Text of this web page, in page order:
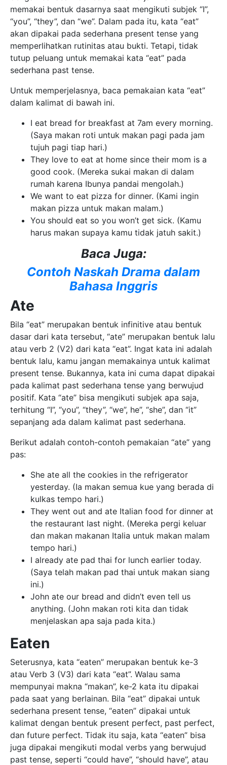
memakai bentuk dasarnya saat mengikuti subjek “I”,
“you”, “they”, dan “we”. Dalam pada itu, kata “eat”
akan dipakai pada sederhana present tense yang
memperlihatkan rutinitas atau bukti. Tetapi, tidak
tutup peluang untuk memakai kata “eat” pada
sederhana past tense.
Untuk memperjelasnya, baca pemakaian kata “eat”
dalam kalimat di bawah ini.
I eat bread for breakfast at 7am every morning.
(Saya makan roti untuk makan pagi pada jam
tujuh pagi tiap hari.)
They love to eat at home since their mom is a
good cook. (Mereka sukai makan di dalam
rumah karena Ibunya pandai mengolah.)
We want to eat pizza for dinner. (Kami ingin
makan pizza untuk makan malam.)
You should eat so you won’t get sick. (Kamu
harus makan supaya kamu tidak jatuh sakit.)
Baca Juga:
Contoh Naskah Drama dalam
Bahasa Inggris
Ate
Bila “eat” merupakan bentuk infinitive atau bentuk
dasar dari kata tersebut, “ate” merupakan bentuk lalu
atau verb 2 (V2) dari kata “eat”. Ingat kata ini adalah
bentuk lalu, kamu jangan memakainya untuk kalimat
present tense. Bukannya, kata ini cuma dapat dipakai
pada kalimat past sederhana tense yang berwujud
positif. Kata “ate” bisa mengikuti subjek apa saja,
terhitung “I”, “you”, “they”, “we”, he”, “she”, dan “it”
sepanjang ada dalam kalimat past sederhana.
Berikut adalah contoh-contoh pemakaian “ate” yang
pas:
She ate all the cookies in the refrigerator
yesterday. (Ia makan semua kue yang berada di
kulkas tempo hari.)
They went out and ate Italian food for dinner at
the restaurant last night. (Mereka pergi keluar
dan makan makanan Italia untuk makan malam
tempo hari.)
I already ate pad thai for lunch earlier today.
(Saya telah makan pad thai untuk makan siang
ini.)
John ate our bread and didn’t even tell us
anything. (John makan roti kita dan tidak
menjelaskan apa saja pada kita.)
Eaten
Seterusnya, kata “eaten” merupakan bentuk ke-3
atau Verb 3 (V3) dari kata “eat”. Walau sama
mempunyai makna “makan”, ke-2 kata itu dipakai
pada saat yang berlainan. Bila “eat” dipakai untuk
sederhana present tense, “eaten” dipakai untuk
kalimat dengan bentuk present perfect, past perfect,
dan future perfect. Tidak itu saja, kata “eaten” bisa
juga dipakai mengikuti modal verbs yang berwujud
past tense, seperti “could have”, “should have”, atau